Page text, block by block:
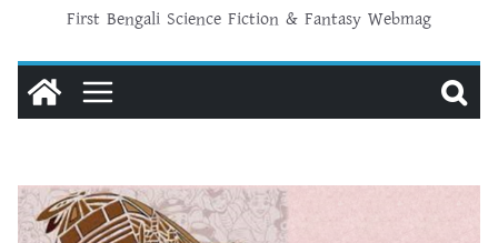
First Bengali Science Fiction & Fantasy Webmag